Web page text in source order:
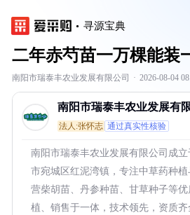
寻源宝典
二年赤芍苗一万棵能装
南阳市瑞泰丰农业发展有限公司 · 2026-08-04
南阳市瑞泰丰农业发展有
法人:张怀志 通过真实性核验
南阳市瑞泰丰农业发展有限公司成立
市宛城区红泥湾镇，专注中草药种
营柴胡苗、丹参种苗、甘草种子等
植、销售于一体，技术领先，资质